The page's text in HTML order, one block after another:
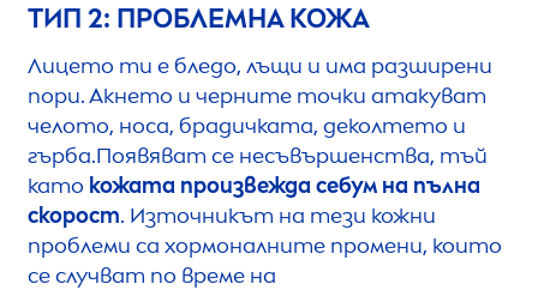
ТИП 2: ПРОБЛЕМНА КОЖА
Лицето ти е бледо, лъщи и има разширени
пори. Акнето и черните точки атакуват
челото, носа, брадичката, деколтето и
гърба.Появяват се несъвършенства, тъй
като кожата произвежда себум на пълна
скорост. Източникът на тези кожни
проблеми са хормоналните промени, които
се случват по време на